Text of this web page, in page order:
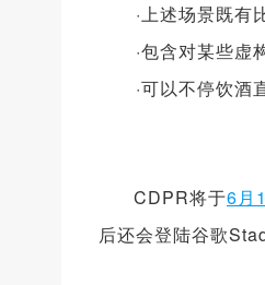
·上述场景既有比
·包含对某些虚
·可以不停饮酒
CDPR将于6月
后还会登陆谷歌